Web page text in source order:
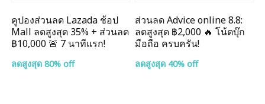
คูปองส่วนลด Lazada ช้อป
Mall ลดสูงสุด 35% + ส่วนลด
฿10,000 🚨 7 นาทีแรก!
ลดสูงสุด 80% off
ส่วนลด Advice online 8.8:
ลดสูงสุด ฿2,000 🔥 โน้ตบุ๊ก
มือถือ ครบครัน!
ลดสูงสุด 40% off